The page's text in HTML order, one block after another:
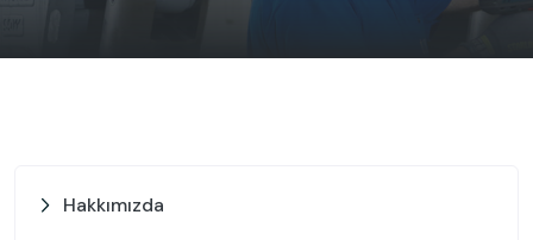
Hakkımızda